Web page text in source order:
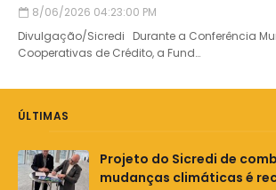
8/06/2026 04:23:00 PM
Divulgação/Sicredi Durante a Conferência
Cooperativas de Crédito, a Fund…
ÚLTIMAS
Projeto do Sicredi de
mudanças climáticas é